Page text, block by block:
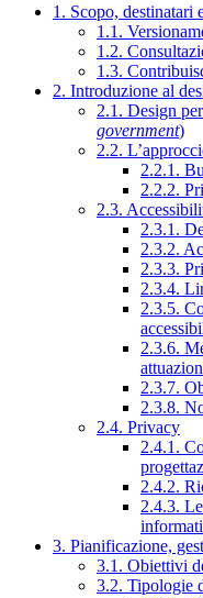
1. Scopo, destinatari
1.1.
1.2.
1.3.
2. Introduzione al
2.1. Design
government)
2.2.
2.2.1.
2.2.2.
2.3.
2.3.1.
2.3.2.
2.3.3.
2.3.4.
2.3.5.
2.3.6.
2.3.7.
2.3.8.
2.4. Privacy
2.4.1.
2.4.2.
2.4.3.
3. Pianificazione,
3.1. Obiettivi
3.2. Tipologie